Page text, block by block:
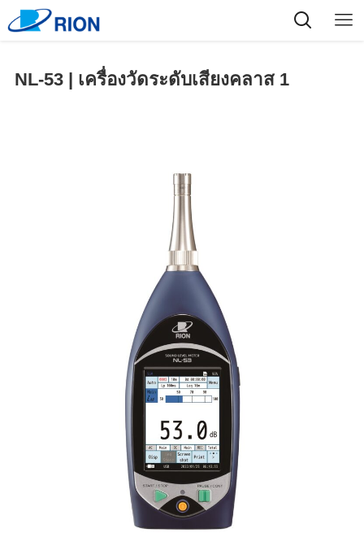
NL-53 | เครื่องวัดระดับเสียงคลาส 1